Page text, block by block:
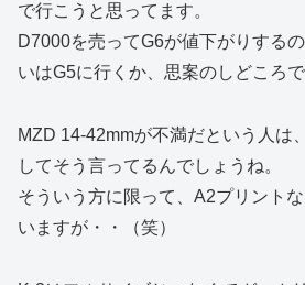
で行こうと思ってます。
D7000を売ってG6が値下がりする
いはG5に行くか、思案のしどころで
MZD 14-42mmが不満だという人は
してそう言ってるんでしょうね。
そういう方に限って、A2プリント
いますが・・（笑）